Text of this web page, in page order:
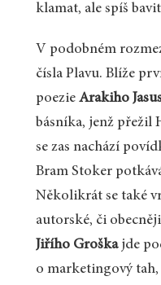
klamat, ale spíš
V podobném
čísla Plavu. Blíže
poezie Arakiho
básníka, jenž přežil
se zas nachází
Bram Stoker
Několikrát se také
autorské, či
Jiřího Groška jde
o marketingový